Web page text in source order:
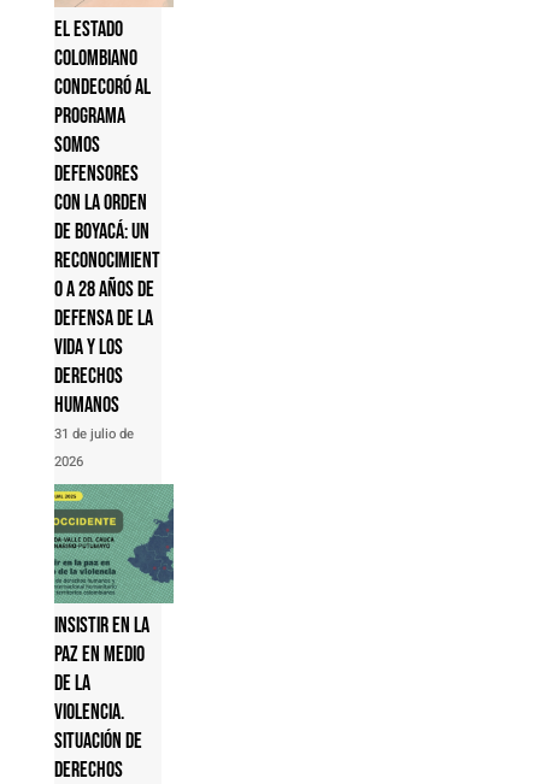
El Estado
colombiano
condecoró al
Programa
Somos
Defensores
con la Orden
de Boyacá: un
reconocimient
o a 28 años de
defensa de la
vida y los
derechos
humanos
31 de julio de
2026
Insistir en la
paz en medio
de la
violencia.
Situación de
derechos